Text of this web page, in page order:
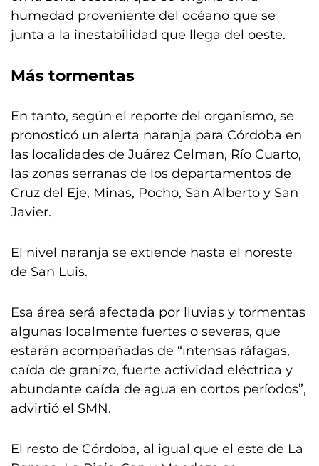
humedad proveniente del océano que se
junta a la inestabilidad que llega del oeste.
Más tormentas
En tanto, según el reporte del organismo, se
pronosticó un alerta naranja para Córdoba en
las localidades de Juárez Celman, Río Cuarto,
las zonas serranas de los departamentos de
Cruz del Eje, Minas, Pocho, San Alberto y San
Javier.
El nivel naranja se extiende hasta el noreste
de San Luis.
Esa área será afectada por lluvias y tormentas
algunas localmente fuertes o severas, que
estarán acompañadas de “intensas ráfagas,
caída de granizo, fuerte actividad eléctrica y
abundante caída de agua en cortos períodos”,
advirtió el SMN.
El resto de Córdoba, al igual que el este de La